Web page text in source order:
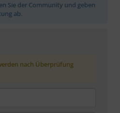
Sie der Community und geben
ab.
nach Überprüfung